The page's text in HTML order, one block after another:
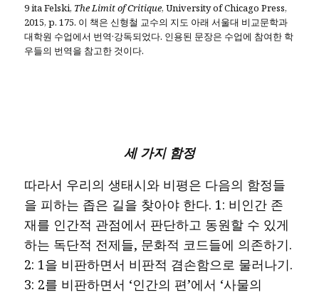
9 ita Felski, The Limit of Critique, University of Chicago Press,
2015, p. 175. 이 책은 신형철 교수의 지도 아래 서울대 비교문학과
대학원 수업에서 번역·강독되었다. 인용된 문장은 수업에 참여한 학
우들의 번역을 참고한 것이다.
세 가지 함정
따라서 우리의 생태시와 비평은 다음의 함정들
을 피하는 좁은 길을 찾아야 한다. 1: 비인간 존
재를 인간적 관점에서 판단하고 동원할 수 있게
하는 독단적 전제들, 문화적 코드들에 의존하기.
2: 1을 비판하면서 비판적 겸손함으로 물러나기.
3: 2를 비판하면서 ‘인간의 편’에서 ‘사물의